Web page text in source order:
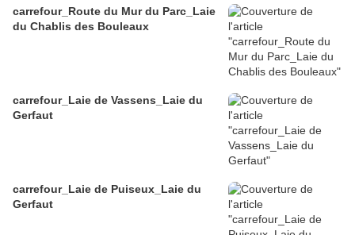
carrefour_Route du Mur du Parc_Laie
du Chablis des Bouleaux
carrefour_Laie de Vassens_Laie du
Gerfaut
carrefour_Laie de Puiseux_Laie du
Gerfaut